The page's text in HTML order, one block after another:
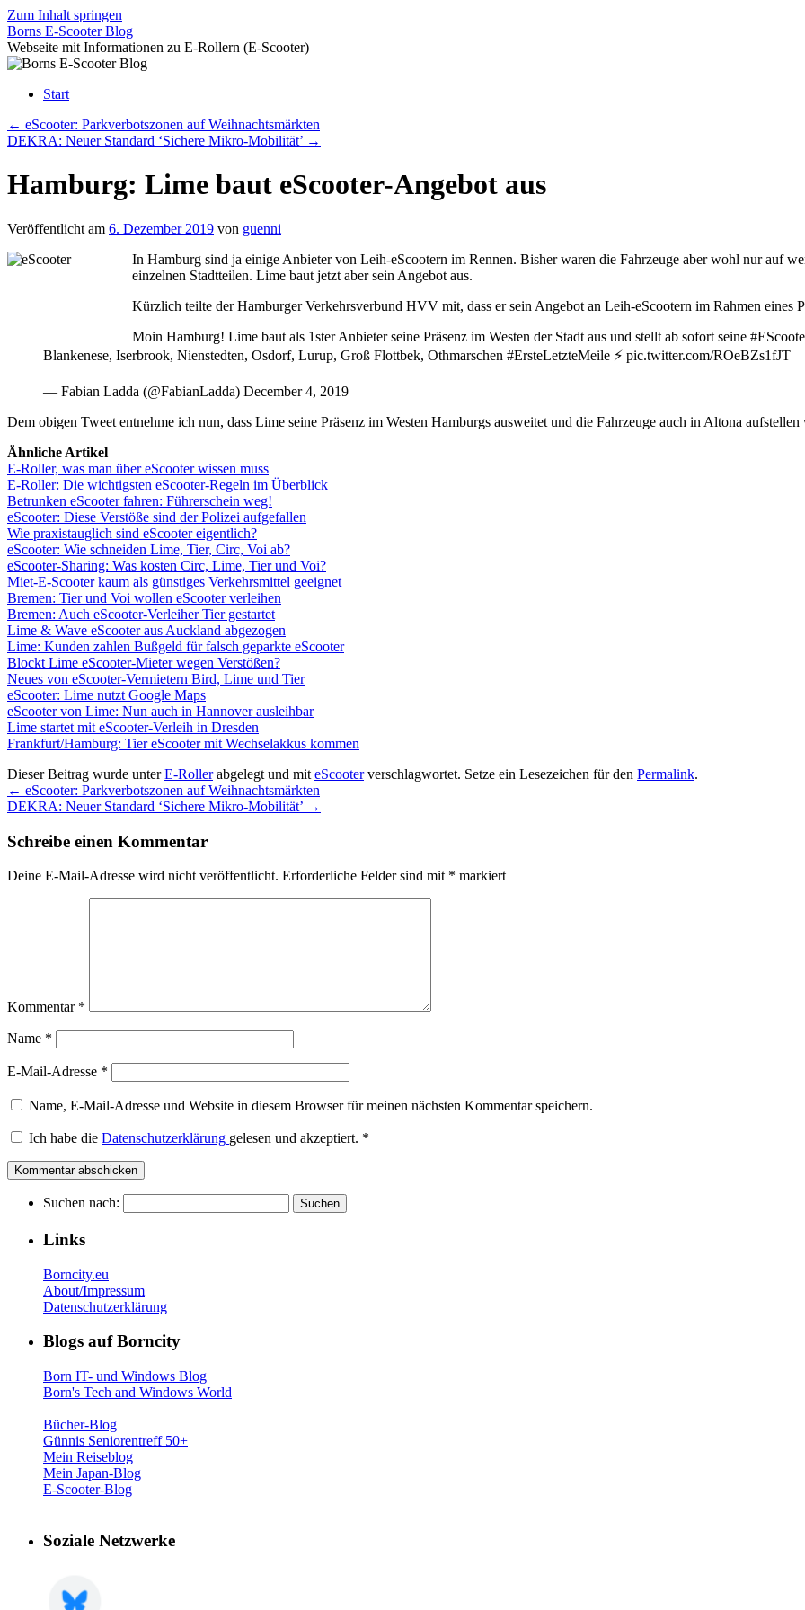
Zum Inhalt springen
Borns E-Scooter Blog
Webseite mit Informationen zu E-Rollern (E-Scooter)
Start
← eScooter: Parkverbotszonen auf Weihnachtsmärkten
DEKRA: Neuer Standard ‘Sichere Mikro-Mobilität’ →
Hamburg: Lime baut eScooter-Angebot aus
Veröffentlicht am 6. Dezember 2019 von guenni
In Hamburg sind ja einige Anbieter von Leih-eScootern im Rennen. Bisher waren die Fahrzeuge aber wohl nur auf
einzelnen Stadtteilen. Lime baut jetzt aber sein Angebot aus.
Kürzlich teilte der Hamburger Verkehrsverbund HVV mit, dass er sein Angebot an Leih-eScootern im Rahmen eines
Moin Hamburg! Lime baut als 1ster Anbieter seine Präsenz im Westen der Stadt aus und stellt ab sofort seine
Blankenese, Iserbrook, Nienstedten, Osdorf, Lurup, Groß Flottbek, Othmarschen #ErsteLetzteMeile ⚡️ pic.twitter.com/ROeBZs1fJT
— Fabian Ladda (@FabianLadda) December 4, 2019
Dem obigen Tweet entnehme ich nun, dass Lime seine Präsenz im Westen Hamburgs ausweitet und die Fahrzeuge auch in Altona
Ähnliche Artikel
E-Roller, was man über eScooter wissen muss
E-Roller: Die wichtigsten eScooter-Regeln im Überblick
Betrunken eScooter fahren: Führerschein weg!
eScooter: Diese Verstöße sind der Polizei aufgefallen
Wie praxistauglich sind eScooter eigentlich?
eScooter: Wie schneiden Lime, Tier, Circ, Voi ab?
eScooter-Sharing: Was kosten Circ, Lime, Tier und Voi?
Miet-E-Scooter kaum als günstiges Verkehrsmittel geeignet
Bremen: Tier und Voi wollen eScooter verleihen
Bremen: Auch eScooter-Verleiher Tier gestartet
Lime & Wave eScooter aus Auckland abgezogen
Lime: Kunden zahlen Bußgeld für falsch geparkte eScooter
Blockt Lime eScooter-Mieter wegen Verstößen?
Neues von eScooter-Vermietern Bird, Lime und Tier
eScooter: Lime nutzt Google Maps
eScooter von Lime: Nun auch in Hannover ausleihbar
Lime startet mit eScooter-Verleih in Dresden
Frankfurt/Hamburg: Tier eScooter mit Wechselakkus kommen
Dieser Beitrag wurde unterE-Rollerabgelegt und mit eScooterverschlagwortet. Setze ein Lesezeichen für den Permalink.
← eScooter: Parkverbotszonen auf Weihnachtsmärkten
DEKRA: Neuer Standard ‘Sichere Mikro-Mobilität’ →
Schreibe einen Kommentar
Deine E-Mail-Adresse wird nicht veröffentlicht. Erforderliche Felder sind mit * markiert
Kommentar *
Name *
E-Mail-Adresse *
Name, E-Mail-Adresse und Website in diesem Browser für meinen nächsten Kommentar speichern.
Ich habe die Datenschutzerklärung gelesen und akzeptiert. *
Suchen nach:
Links
Borncity.eu
About/Impressum
Datenschutzerklärung
Blogs auf Borncity
Born IT- und Windows Blog
Born's Tech and Windows World
Bücher-Blog
Günnis Seniorentreff 50+
Mein Reiseblog
Mein Japan-Blog
E-Scooter-Blog
Soziale Netzwerke